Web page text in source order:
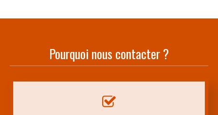
Pourquoi nous contacter ?